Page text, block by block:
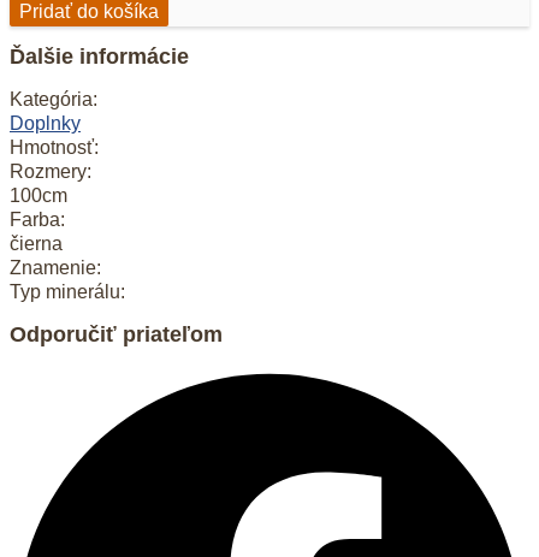
čierna
Pridať do košíka
Ďalšie informácie
Kategória:
Doplnky
Hmotnosť:
Rozmery:
100cm
Farba:
čierna
Znamenie:
Typ minerálu:
Odporučiť priateľom